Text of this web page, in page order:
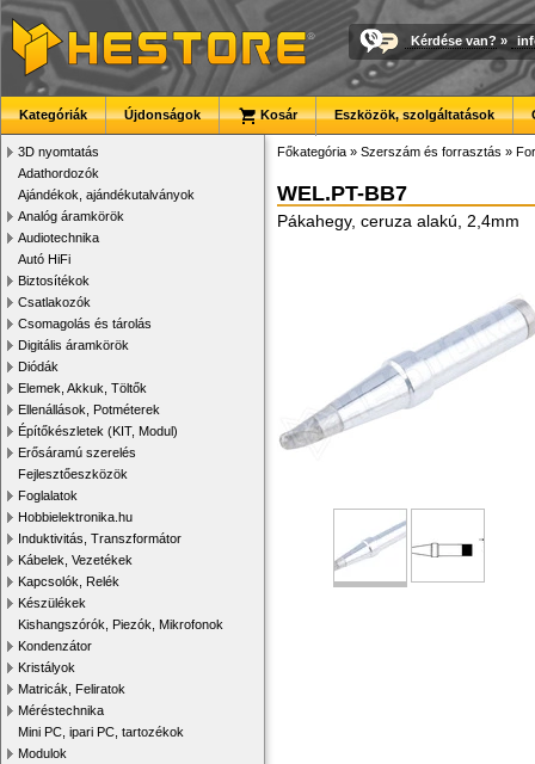
Kérdése van? »
Kategóriák Újdonságok Kosár Eszközök, szolgáltatások
3D nyomtatás
Adathordozók
Ajándékok, ajándékutalványok
Analóg áramkörök
Audiotechnika
Autó HiFi
Biztosítékok
Csatlakozók
Csomagolás és tárolás
Digitális áramkörök
Diódák
Elemek, Akkuk, Töltők
Ellenállások, Potméterek
Építőkészletek (KIT, Modul)
Erősáramú szerelés
Fejlesztőeszközök
Foglalatok
Hobbielektronika.hu
Induktivitás, Transzformátor
Kábelek, Vezetékek
Kapcsolók, Relék
Készülékek
Kishangszórók, Piezók, Mikrofonok
Kondenzátor
Kristályok
Matricák, Feliratok
Méréstechnika
Mini PC, ipari PC, tartozékok
Modulok
Főkategória » Szerszám és forrasztás »
WEL.PT-BB7
Pákahegy, ceruza alakú, 2,4mm